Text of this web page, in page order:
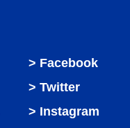
Facebook
Twitter
Instagram